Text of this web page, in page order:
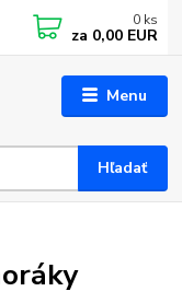
Menu
Hľadať
0 ks
za 0,00 EUR